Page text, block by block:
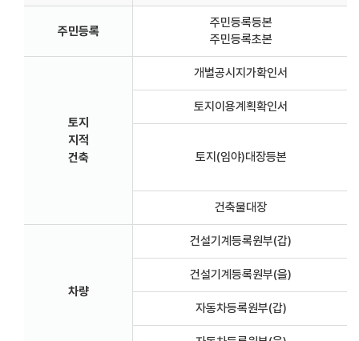
주민등록
주민등록등본
주민등록초본
토지
지적
건축
개별공시지가확인서
토지이용계획확인서
토지(임야)대장등본
건축물대장
차량
건설기계등록원부(갑)
건설기계등록원부(을)
자동차등록원부(갑)